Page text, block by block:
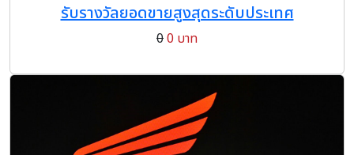
รับรางวัลยอดขายสูงสุดระดับประเทศ
00 บาท